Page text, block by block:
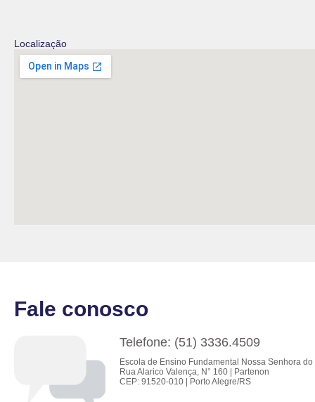
Localização
Fale conosco
Telefone: (51) 3336.4509
Escola de Ensino Fundamental Nossa Senhora do
Rua Alarico Valença, N° 160 | Partenon
CEP: 91520-010 | Porto Alegre/RS